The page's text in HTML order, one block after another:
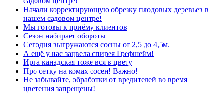
Начали корректирующую обрезку плодовых деревьев в
нашем садовом центре!
Мы готовы к приёму клиентов
Сезон набирает обороты
Сегодня выгружаются сосны от 2,5 до 4,5м.
А ещё у нас зацвела спирея Грефшейм!
Ирга канадская тоже вся в цвету
Про сетку на комах сосен! Важно!
Не забывайте, обработки от вредителей во время
цветения запрещены!